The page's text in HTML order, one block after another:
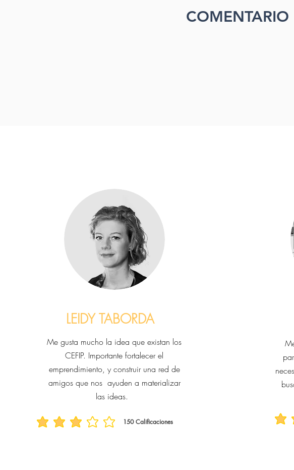
LEIDY TABORDA
Me gusta mucho la idea que existan los
CEFIP. Importante fortalecer el
emprendimiento, y construir una red de
amigos que nos ayuden a materializar
las ideas.
150 Calificaciones
la calificación promedio es 3 de 5, basada en 150 votos, Calificaciones la